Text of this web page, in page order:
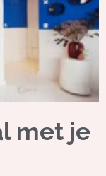
met je